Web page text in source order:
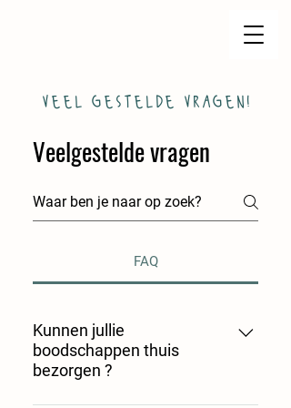
veel gestelde vragen!
Veelgestelde vragen
FAQ
Kunnen jullie
boodschappen thuis
bezorgen ?